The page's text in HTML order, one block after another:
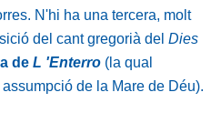
N'hi ha una tercera, molt
del cant gregorià del Dies
de L 'Enterro (la qual
de la Mare de Déu).